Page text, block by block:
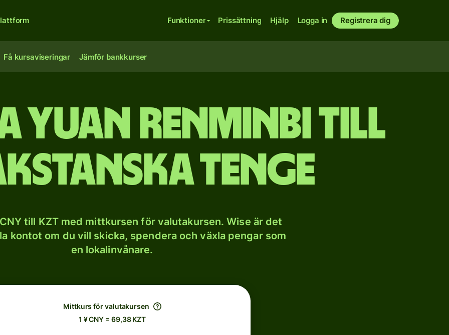
Funktioner Prissättning Hjälp Logga in Registrera dig
Få kursaviseringar Jämför bankkurser
yuan renminbi till
tenge
till KZT med mittkursen för valutakursen. Wise är det
kontot om du vill skicka, spendera och växla pengar som
en lokalinvånare.
Mittkurs för valutakursen
1 ¥ CNY = 69,38 KZT